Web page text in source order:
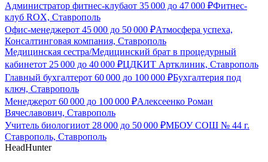
Администратор фитнес-клубаот 35 000 до 47 000 ₽Фитнес-
клуб ROX, Ставрополь
Офис-менеджерот 45 000 до 50 000 ₽Атмосфера успеха,
Консалтинговая компания, Ставрополь
Медицинская сестра/Медицинский брат в процедурный
кабинетот 25 000 до 40 000 ₽ЦДКИТ Артклиник, Ставрополь
Главный бухгалтерот 60 000 до 100 000 ₽Бухгалтерия под
ключ, Ставрополь
Менеджерот 60 000 до 100 000 ₽Алексеенко Роман
Вячеславович, Ставрополь
Учитель биологииот 28 000 до 50 000 ₽МБОУ СОШ № 44 г.
Ставрополь, Ставрополь
HeadHunter